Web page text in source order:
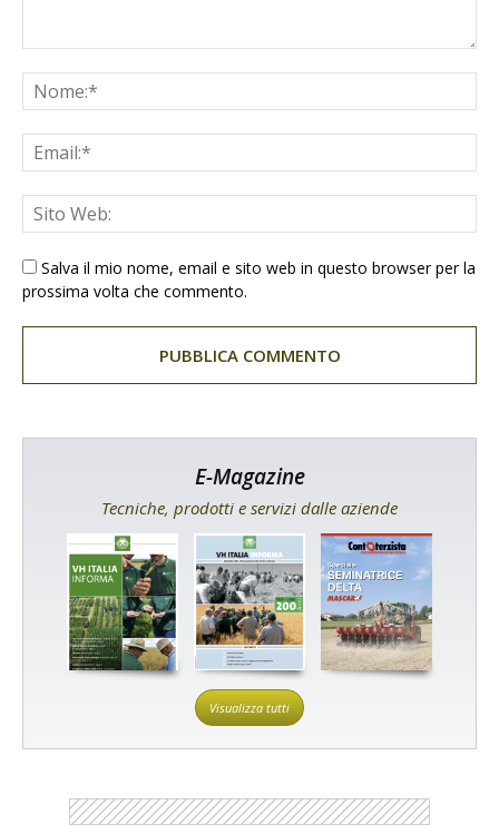
Salva il mio nome, email e sito web in questo browser per la
prossima volta che commento.
E-Magazine
Tecniche, prodotti e servizi dalle aziende
Visualizza tutti